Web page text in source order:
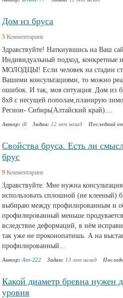
Дом из бруса
5 Комментариев
Здравствуйте! Наткнувшись на Ваш
Индивидуальный подход, конкретные
МОЛОДЦЫ! Если человек на стадии
Вашими консультациями, то можно
ошибок. И так, моя ситуация: Дом из
8х8 с несущей пополам,планирую
Регион- Сибирь(Алтайский край)....
Автор: ill Задан: 12 лет назад Последний
Свойства бруса. Есть ли
брус
9 Комментариев
Здравствуйте. Мне нужна
использовать сплошной (не клееный)
выбираю между профилированным и
профилированный меньше
вследствие деформаций, в нём
так уже не проконопатишь. А на
профилированный...
Автор: Ant-222 Задан: 13 лет назад
Какой диаметр бревна нужен
уровня